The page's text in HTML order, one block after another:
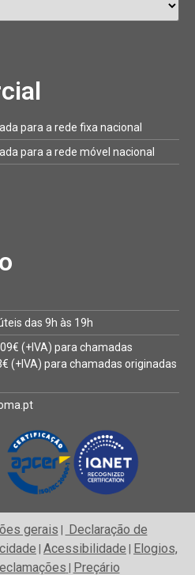
para a rede fixa nacional
para a rede móvel nacional
das 9h às 19h
(+IVA) para chamadas
(+IVA) para chamadas originadas
gerais
Declaração de
Acessibilidade Elogios,
Preçário